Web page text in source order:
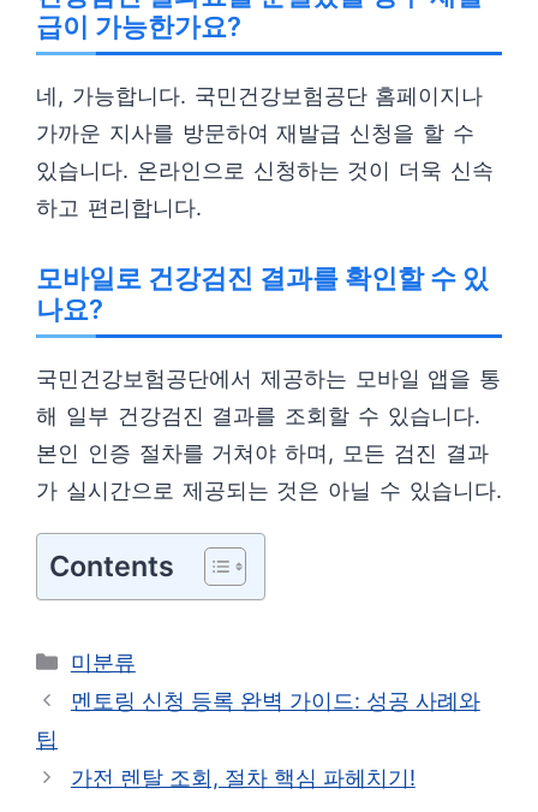
급이 가능한가요?
네, 가능합니다. 국민건강보험공단 홈페이지나
가까운 지사를 방문하여 재발급 신청을 할 수
있습니다. 온라인으로 신청하는 것이 더욱 신속
하고 편리합니다.
모바일로 건강검진 결과를 확인할 수 있
나요?
국민건강보험공단에서 제공하는 모바일 앱을 통
해 일부 건강검진 결과를 조회할 수 있습니다.
본인 인증 절차를 거쳐야 하며, 모든 검진 결과
가 실시간으로 제공되는 것은 아닐 수 있습니다.
Contents
카
테
미분류
멘토링 신청 등록 완벽 가이드: 성공 사례와
팁
가전 렌탈 조회, 절차 핵심 파헤치기!